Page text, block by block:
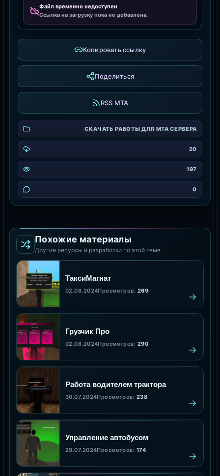
Файл временно недоступен
Ссылка на загрузку пока не добавлена.
Копировать ссылку
Поделиться
RSS MTA
СКАЧАТЬ РАБОТЫ ДЛЯ MTA СЕРВЕРА
20
197
0
Похожие материалы
Другие ресурсы и разработки по этой теме
ТаксиМагнат
02.08.2024Просмотров: 269
Грузчик Про
02.08.2024Просмотров: 290
Работа водителем трактора
30.07.2024Просмотров: 238
Управление автобусом
29.07.2024Просмотров: 174